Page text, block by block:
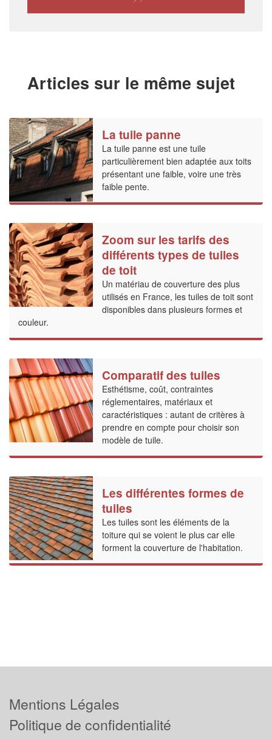
Articles sur le même sujet
La tuile panne
La tuile panne est une tuile
particulièrement bien adaptée aux toits
présentant une faible, voire une très
faible pente.
Zoom sur les tarifs des
différents types de tuiles
de toit
Un matériau de couverture des plus
utilisés en France, les tuiles de toit sont
disponibles dans plusieurs formes et
couleur.
Comparatif des tuiles
Esthétisme, coût, contraintes
réglementaires, matériaux et
caractéristiques : autant de critères à
prendre en compte pour choisir son
modèle de tuile.
Les différentes formes de
tuiles
Les tuiles sont les éléments de la
toiture qui se voient le plus car elle
forment la couverture de l'habitation.
Mentions Légales
Politique de confidentialité